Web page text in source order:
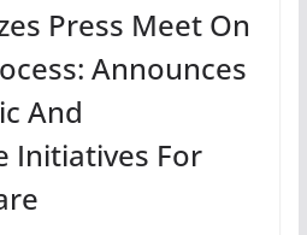
Press Meet On
Announces
And
Initiatives For